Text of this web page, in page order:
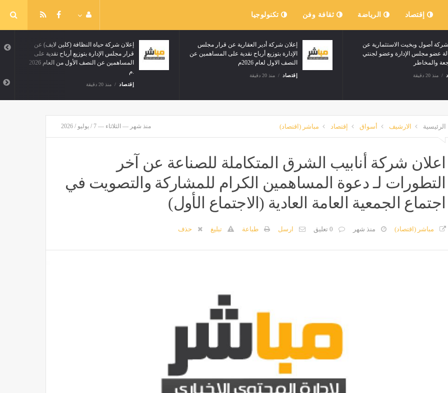
إقتصاد الرياضة ثقافة وفن تكنولوجيا
إعلان شركة حياة
قرار مجلس الإدارة
إعلان شركة أدير العقارية عن قرار مجلس
الإدارة بتوزيع أرباح نقدية على المساهمين عن
تعلن شركة أصول وبخيت الاستثمارية عن
استقالة عضو مجلس الإدارة وعضو لجنتي
الرئيسية الارشيف أسواق إقتصاد مباشر (اقتصاد) منذ شهر — الثلاثاء — 7 / يوليو / 2026
اعلان شركة أنابيب الشرق المتكاملة للصناعة عن آخر
التطورات لـ دعوة المساهمين الكرام للمشاركة والتصويت في
اجتماع الجمعية العامة العادية (الاجتماع الأول)
مباشر (اقتصاد) منذ شهر 0 تعليق ارسل طباعة تبليغ حذف